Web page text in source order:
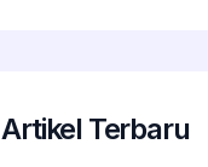
Artikel Terbaru